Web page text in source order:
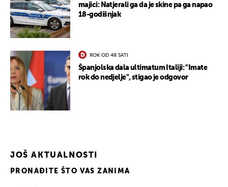
majici: Natjerali ga da je skine pa ga napao
18-godišnjak
ROK OD 48 SATI
Španjolska dala ultimatum Italiji: "Imate
rok do nedjelje", stigao je odgovor
JOŠ AKTUALNOSTI
PRONAĐITE ŠTO VAS ZANIMA